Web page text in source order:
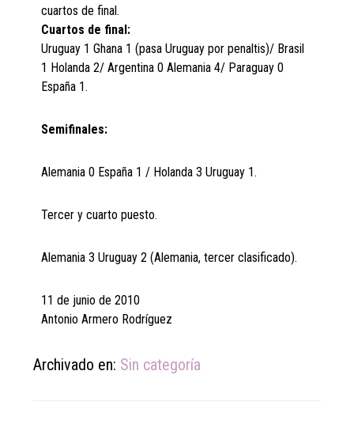
cuartos de final.
Cuartos de final:
Uruguay 1 Ghana 1 (pasa Uruguay por penaltis)/ Brasil
1 Holanda 2/ Argentina 0 Alemania 4/ Paraguay 0
España 1.
Semifinales:
Alemania 0 España 1 / Holanda 3 Uruguay 1.
Tercer y cuarto puesto.
Alemania 3 Uruguay 2 (Alemania, tercer clasificado).
11 de junio de 2010
Antonio Armero Rodríguez
Archivado en: Sin categoría